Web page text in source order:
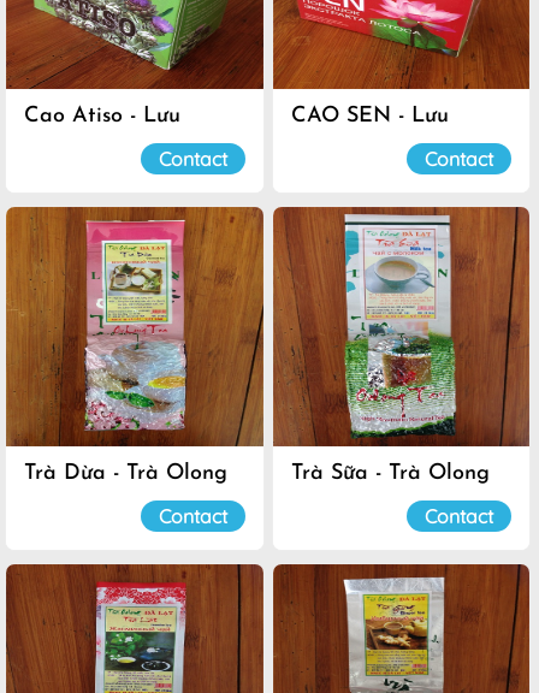
Cao Atiso - Lưu
Contact
CAO SEN - Lưu
Contact
Trà Dừa - Trà Olong
Contact
Trà Sữa - Trà Olong
Contact